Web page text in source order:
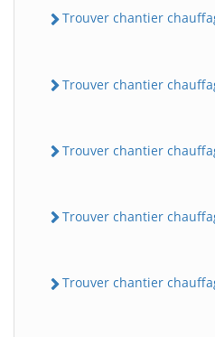
Trouver chantier
Trouver chantier
Trouver chantier
Trouver chantier
Trouver chantier